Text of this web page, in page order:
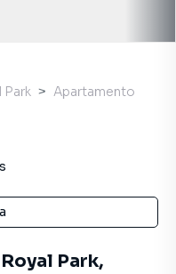
Park
Apartamento
Park,